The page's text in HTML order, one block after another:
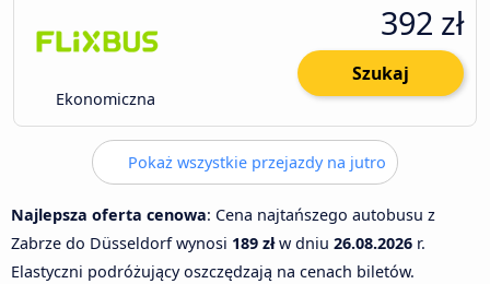
Ekonomiczna
392 zł
Szukaj
Pokaż wszystkie przejazdy na jutro
Najlepsza oferta cenowa: Cena najtańszego autobusu z
Zabrze do Düsseldorf wynosi 189 złw dniu 26.08.2026 r.
Elastyczni podróżujący oszczędzają na cenach biletów.